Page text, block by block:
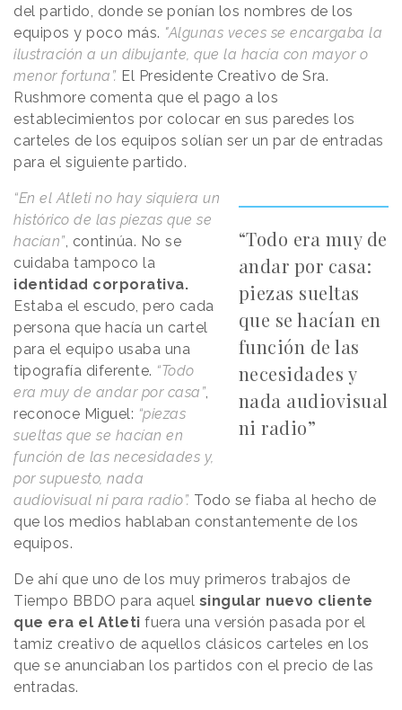
del partido, donde se ponían los nombres de los
equipos y poco más. "Algunas veces se encargaba la
ilustración a un dibujante, que la hacía con mayor o
menor fortuna”. El Presidente Creativo de Sra.
Rushmore comenta que el pago a los
establecimientos por colocar en sus paredes los
carteles de los equipos solían ser un par de entradas
para el siguiente partido.
“Todo era muy de
andar por casa:
piezas sueltas
que se hacían en
función de las
necesidades y
nada audiovisual
ni radio”
“En el Atleti no hay siquiera un
histórico de las piezas que se
hacían”, continúa. No se
cuidaba tampoco la
identidad corporativa.
Estaba el escudo, pero cada
persona que hacía un cartel
para el equipo usaba una
tipografía diferente. “Todo
era muy de andar por casa”,
reconoce Miguel: “piezas
sueltas que se hacían en
función de las necesidades y,
por supuesto, nada
audiovisual ni para radio”. Todo se fiaba al hecho de
que los medios hablaban constantemente de los
equipos.
De ahí que uno de los muy primeros trabajos de
Tiempo BBDO para aquel singular nuevo cliente
que era el Atleti fuera una versión pasada por el
tamiz creativo de aquellos clásicos carteles en los
que se anunciaban los partidos con el precio de las
entradas.